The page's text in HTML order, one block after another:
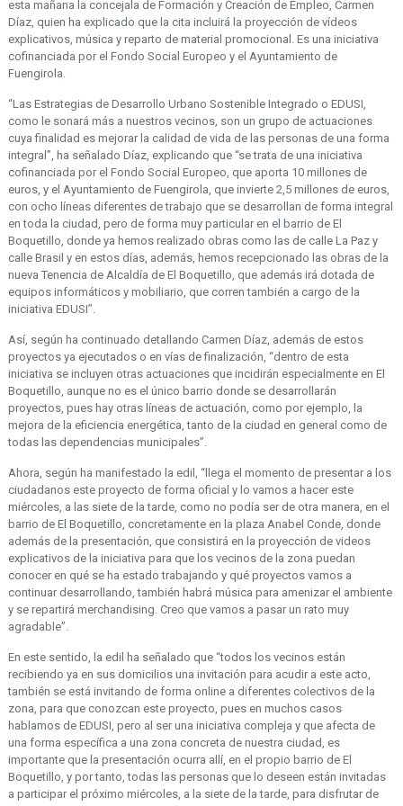
esta mañana la concejala de Formación y Creación de Empleo, Carmen
Díaz, quien ha explicado que la cita incluirá la proyección de vídeos
explicativos, música y reparto de material promocional. Es una iniciativa
cofinanciada por el Fondo Social Europeo y el Ayuntamiento de
Fuengirola.
“Las Estrategias de Desarrollo Urbano Sostenible Integrado o EDUSI,
como le sonará más a nuestros vecinos, son un grupo de actuaciones
cuya finalidad es mejorar la calidad de vida de las personas de una forma
integral”, ha señalado Díaz, explicando que “se trata de una iniciativa
cofinanciada por el Fondo Social Europeo, que aporta 10 millones de
euros, y el Ayuntamiento de Fuengirola, que invierte 2,5 millones de euros,
con ocho líneas diferentes de trabajo que se desarrollan de forma integral
en toda la ciudad, pero de forma muy particular en el barrio de El
Boquetillo, donde ya hemos realizado obras como las de calle La Paz y
calle Brasil y en estos días, además, hemos recepcionado las obras de la
nueva Tenencia de Alcaldía de El Boquetillo, que además irá dotada de
equipos informáticos y mobiliario, que corren también a cargo de la
iniciativa EDUSI”.
Así, según ha continuado detallando Carmen Díaz, además de estos
proyectos ya ejecutados o en vías de finalización, “dentro de esta
iniciativa se incluyen otras actuaciones que incidirán especialmente en El
Boquetillo, aunque no es el único barrio donde se desarrollarán
proyectos, pues hay otras líneas de actuación, como por ejemplo, la
mejora de la eficiencia energética, tanto de la ciudad en general como de
todas las dependencias municipales”.
Ahora, según ha manifestado la edil, “llega el momento de presentar a los
ciudadanos este proyecto de forma oficial y lo vamos a hacer este
miércoles, a las siete de la tarde, como no podía ser de otra manera, en el
barrio de El Boquetillo, concretamente en la plaza Anabel Conde, donde
además de la presentación, que consistirá en la proyección de videos
explicativos de la iniciativa para que los vecinos de la zona puedan
conocer en qué se ha estado trabajando y qué proyectos vamos a
continuar desarrollando, también habrá música para amenizar el ambiente
y se repartirá merchandising. Creo que vamos a pasar un rato muy
agradable”.
En este sentido, la edil ha señalado que “todos los vecinos están
recibiendo ya en sus domicilios una invitación para acudir a este acto,
también se está invitando de forma online a diferentes colectivos de la
zona, para que conozcan este proyecto, pues en muchos casos
hablamos de EDUSI, pero al ser una iniciativa compleja y que afecta de
una forma específica a una zona concreta de nuestra ciudad, es
importante que la presentación ocurra allí, en el propio barrio de El
Boquetillo, y por tanto, todas las personas que lo deseen están invitadas
a participar el próximo miércoles, a la siete de la tarde, para disfrutar de